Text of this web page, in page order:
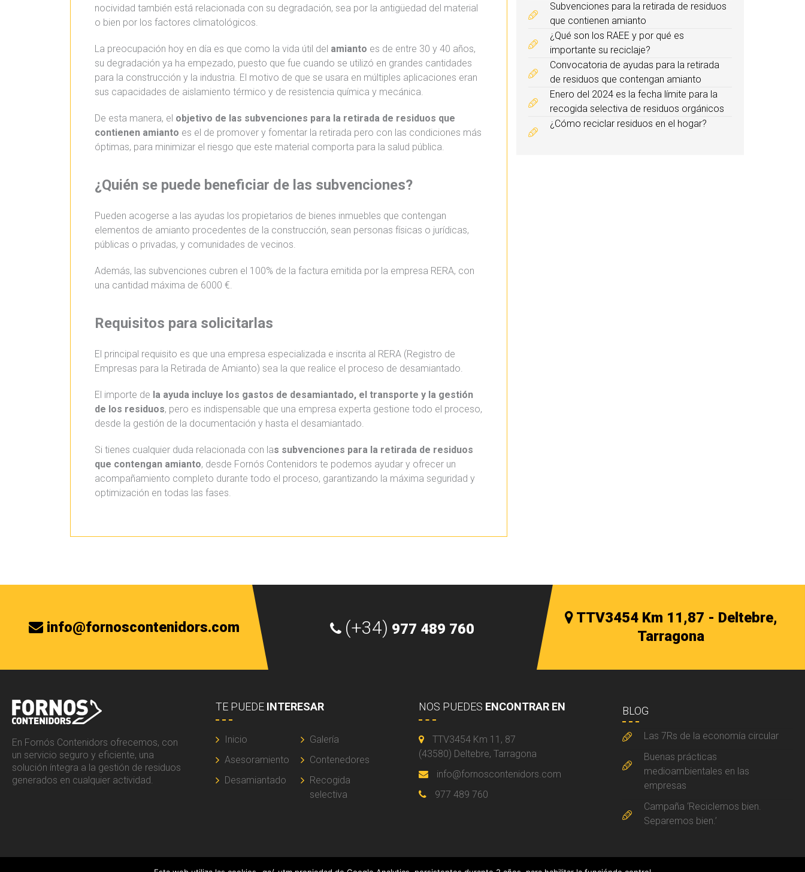
nocividad también está relacionada con su degradación, sea por la antigüedad del material
o bien por los factores climatológicos.
La preocupación hoy en día es que como la vida útil del amianto es de entre 30 y 40 años,
su degradación ya ha empezado, puesto que fue cuando se utilizó en grandes cantidades
para la construcción y la industria. El motivo de que se usara en múltiples aplicaciones eran
sus capacidades de aislamiento térmico y de resistencia química y mecánica.
De esta manera, el objetivo de las subvenciones para la retirada de residuos que
contienen amianto es el de promover y fomentar la retirada pero con las condiciones más
óptimas, para minimizar el riesgo que este material comporta para la salud pública.
¿Quién se puede beneficiar de las subvenciones?
Pueden acogerse a las ayudas los propietarios de bienes inmuebles que contengan
elementos de amianto procedentes de la construcción, sean personas físicas o jurídicas,
públicas o privadas, y comunidades de vecinos.
Además, las subvenciones cubren el 100% de la factura emitida por la empresa RERA, con
una cantidad máxima de 6000 €.
Requisitos para solicitarlas
El principal requisito es que una empresa especializada e inscrita al RERA (Registro de
Empresas para la Retirada de Amianto) sea la que realice el proceso de desamiantado.
El importe de la ayuda incluye los gastos de desamiantado, el transporte y la gestión
de los residuos, pero es indispensable que una empresa experta gestione todo el proceso,
desde la gestión de la documentación y hasta el desamiantado.
Si tienes cualquier duda relacionada con las subvenciones para la retirada de residuos
que contengan amianto, desde Fornós Contenidors te podemos ayudar y ofrecer un
acompañamiento completo durante todo el proceso, garantizando la máxima seguridad y
optimización en todas las fases.
Subvenciones para la retirada de residuos
que contienen amianto
¿Qué son los RAEE y por qué es
importante su reciclaje?
Convocatoria de ayudas para la retirada
de residuos que contengan amianto
Enero del 2024 es la fecha límite para la
recogida selectiva de residuos orgánicos
¿Cómo reciclar residuos en el hogar?
info@fornoscontenidors.com (+34) 977 489 760
TTV3454 Km 11,87 - Deltebre,
Tarragona
En Fornós Contenidors ofrecemos, con
un servicio seguro y eficiente, una
solución íntegra a la gestión de residuos
generados en cualquier actividad.
TE PUEDE INTERESAR
Inicio
Asesoramiento
Desamiantado
Galería
Contenedores
Recogida
selectiva
NOS PUEDES ENCONTRAR EN
TTV3454 Km 11, 87
(43580) Deltebre, Tarragona
info@fornoscontenidors.com
977 489 760
BLOG
Las 7Rs de la economía circular
Buenas prácticas
medioambientales en las
empresas
Campaña ‘Reciclemos bien.
Separemos bien.’